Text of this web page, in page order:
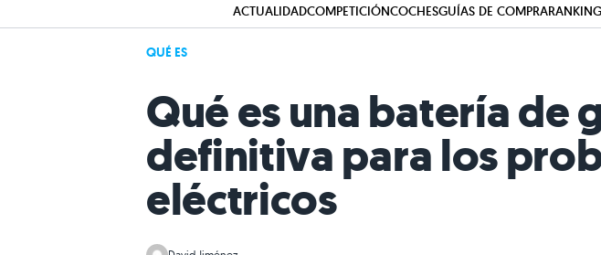
ACTUALIDADCOMPETICIÓNCOCHESGUÍAS DE COMPRARANKING
QUÉ ES
Qué es una batería de
definitiva para los
eléctricos